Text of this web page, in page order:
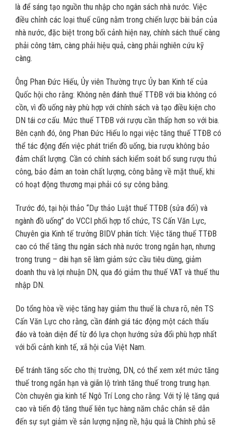
là để sáng tạo nguồn thu nhập cho ngân sách nhà nước. Việc
điều chỉnh các loại thuế cũng nằm trong chiến lược bài bản của
nhà nước, đặc biệt trong bối cảnh hiện nay, chính sách thuế càng
phải công tâm, càng phải hiệu quả, càng phải nghiên cứu kỹ
càng.
Ông Phan Đức Hiếu, Ủy viên Thường trực Ủy ban Kinh tế của
Quốc hội cho rằng: Không nên đánh thuế TTĐB với bia không có
cồn, vì đồ uống này phù hợp với chính sách và tạo điều kiện cho
DN tái cơ cấu. Mức thuế TTĐB với rượu cần thấp hơn so với bia.
Bên cạnh đó, ông Phan Đức Hiếu lo ngại việc tăng thuế TTĐB có
thể tác động đến việc phát triển đồ uống, bia rượu không bảo
đảm chất lượng. Cần có chính sách kiểm soát bổ sung rượu thủ
công, bảo đảm an toàn chất lượng, công bằng về mặt thuế, khi
có hoạt động thương mại phải có sự công bằng.
Trước đó, tại hội thảo “Dự thảo Luật thuế TTĐB (sửa đổi) và
ngành đồ uống” do VCCI phối hợp tổ chức, TS Cấn Văn Lực,
Chuyên gia Kinh tế trưởng BIDV phân tích: Việc tăng thuế TTĐB
cao có thể tăng thu ngân sách nhà nước trong ngắn hạn, nhưng
trong trung – dài hạn sẽ làm giảm sức cầu tiêu dùng, giảm
doanh thu và lợi nhuận DN, qua đó giảm thu thuế VAT và thuế thu
nhập DN.
Do tổng hòa về việc tăng hay giảm thu thuế là chưa rõ, nên TS
Cấn Văn Lực cho rằng, cần đánh giá tác động một cách thấu
đáo và toàn diện để từ đó lựa chọn hướng sửa đổi phù hợp nhất
với bối cảnh kinh tế, xã hội của Việt Nam.
Để tránh tăng sốc cho thị trường, DN, có thể xem xét mức tăng
thuế trong ngắn hạn và giãn lộ trình tăng thuế trong trung hạn.
Còn chuyên gia kinh tế Ngô Trí Long cho rằng: Với tỷ lệ tăng quá
cao và tiến độ tăng thuế liên tục hàng năm chắc chắn sẽ dẫn
đến sự sụt giảm về sản lượng nặng nề, hậu quả là Chính phủ sẽ